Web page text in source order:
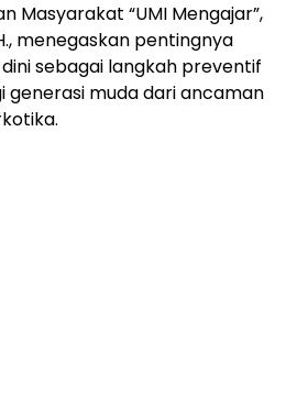
Masyarakat “UMI Mengajar”,
menegaskan pentingnya
sebagai langkah preventif
muda dari ancaman